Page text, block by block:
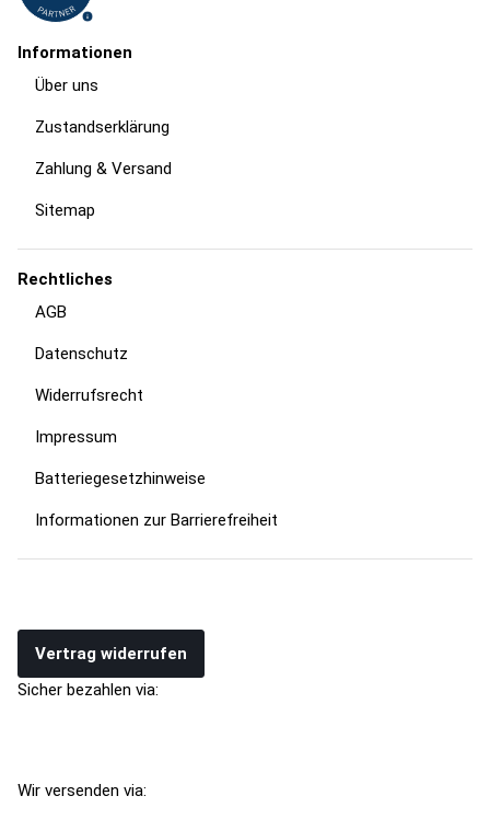
Informationen
Über uns
Zustandserklärung
Zahlung & Versand
Sitemap
Rechtliches
AGB
Datenschutz
Widerrufsrecht
Impressum
Batteriegesetzhinweise
Informationen zur Barrierefreiheit
Vertrag widerrufen
Sicher bezahlen via:
Wir versenden via: